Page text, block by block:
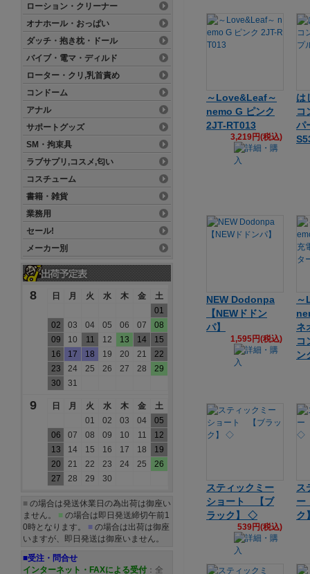
～Love&Leaf～
nemo G ピンク
2JT-RT013
3,219円(税込)
は
パ
NEW Dodonpa
【NEWドドン
パ】
1,595円(税込)
ネ
コ
ン
スティックミー
ショート 【ブ
ラック】 ◇
539円(税込)
ス
ー
ク
ローション・クリーナー
オナホール・おっぱい
ダッチ・抱き枕・ドール
バイブ・電マ・ディルド
ローター・クリ,乳首責め
コンドーム
アナル
サポートグッズ
SM・拘束具
ラブサプリ,コスメ,匂い
コスチューム
書籍・雑貨
業務用
セール!
メーカー別
8 日 月 火 水 木 金
土
01
02
03 04 05 06 07
08
09
10 11 12 13 14
15
16
17 18 19 20 21
22
23
24 25 26 27 28
29
30
31
9 日 月 火 水 木 金
土
01
02 03 04
05
06
07 08 09 10 11
12
13
14 15 16 17 18
19
20
21 22 23 24 25
26
27
28 29 30
■ の場合は発送休業日の為出荷は御座い
ません。 ■ の場合は即日発送締切午前1
0時となります。 ■ の場合は出荷は御座
いますが、即日発送は御座いません。
■受注・問合せ
インターネット・FAXによる受付 ：全